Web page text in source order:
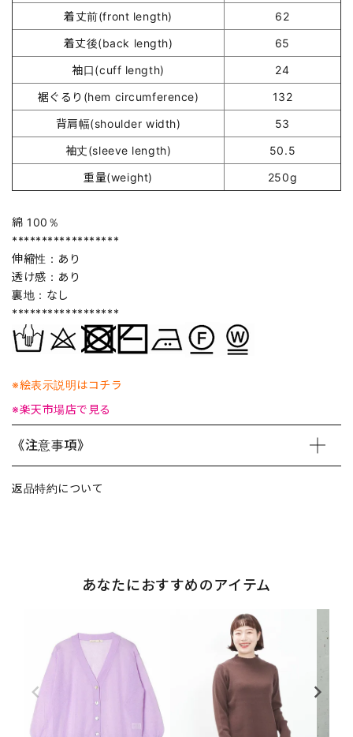
着丈前(front length)
62
着丈後(back length)
65
袖口(cuff length)
24
裾ぐるり(hem circumference)
132
背肩幅(shoulder width)
53
袖丈(sleeve length)
50.5
重量(weight)
250g
綿 100％
******************
伸縮性：あり
透け感：あり
裏地：なし
******************
※絵表示説明はコチラ
※楽天市場店で見る
《注意事項》
返品特約について
あなたにおすすめのアイテム